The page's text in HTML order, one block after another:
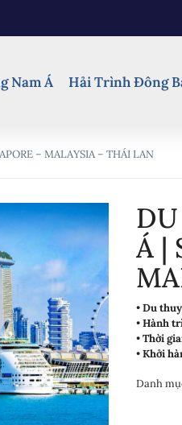
Nam Á Hải Trình Đông
– MALAYSIA – THÁI LAN
Á |
•Du
•Hành
•Thời
•Khởi
Danh